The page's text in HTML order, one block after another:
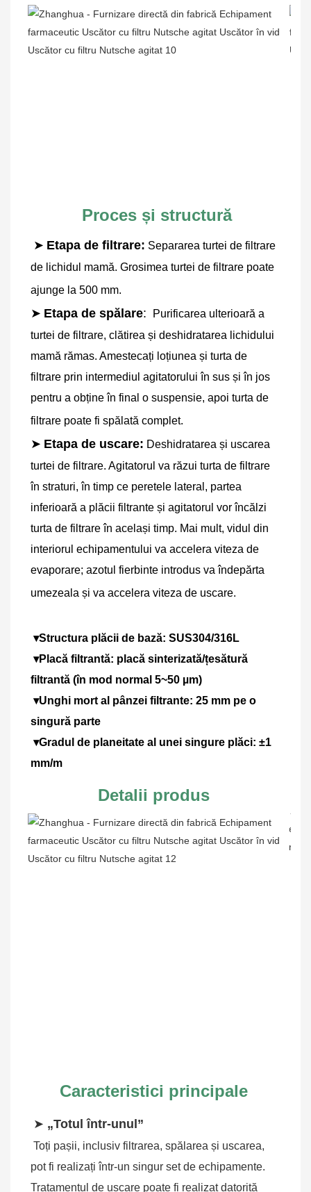
Proces și structură
➤ Etapa de filtrare: Separarea turtei de filtrare
de lichidul mamă. Grosimea turtei de filtrare poate
ajunge la 500 mm.
➤ Etapa de spălare:
Purificarea ulterioară a
turtei de filtrare, clătirea și deshidratarea lichidului
mamă rămas. Amestecați loțiunea și turta de
filtrare prin intermediul agitatorului în sus și în jos
pentru a obține în final o suspensie, apoi turta de
filtrare poate fi spălată complet.
➤ Etapa de uscare: Deshidratarea și uscarea
turtei de filtrare. Agitatorul va răzui turta de filtrare
în straturi, în timp ce peretele lateral, partea
inferioară a plăcii filtrante și agitatorul vor încălzi
turta de filtrare în același timp. Mai mult, vidul din
interiorul echipamentului va accelera viteza de
evaporare; azotul fierbinte introdus va îndepărta
umezeala și va accelera viteza de uscare.
▾Structura plăcii de bază: SUS304/316L
filtrantă (în mod normal 5~50 µm)
singură parte
mm/m
Detalii produs
Caracteristici principale
➤ „Totul într-unul”
Toți pașii, inclusiv filtrarea, spălarea și uscarea,
pot fi realizați într-un singur set de echipamente.
Tratamentul de uscare poate fi realizat datorită